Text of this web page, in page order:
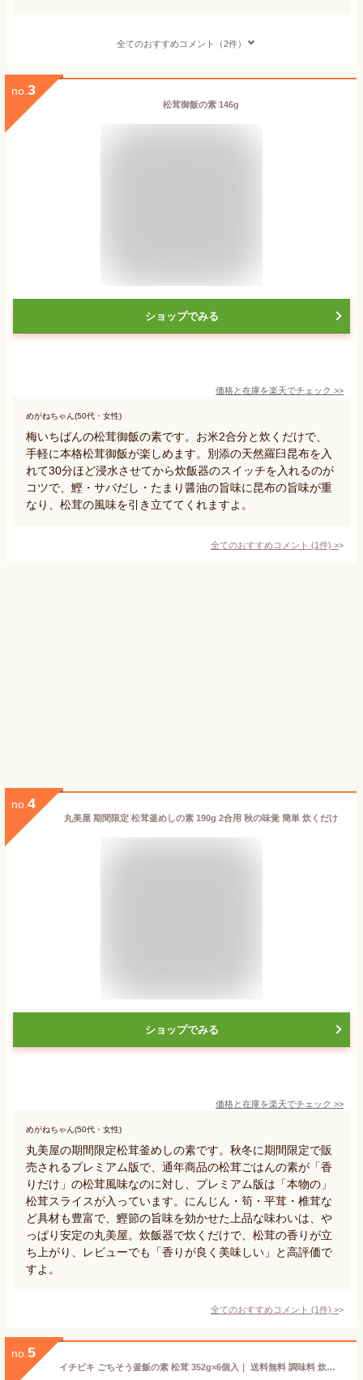
全てのおすすめコメント（2件）
no. 3
松茸御飯の素 146g
ショップでみる
価格と在庫を楽天でチェック >>
めがねちゃん(50代・女性)
梅いちばんの松茸御飯の素です。お米2合分と炊くだけで、
手軽に本格松茸御飯が楽しめます。別添の天然羅臼昆布を入
れて30分ほど浸水させてから炊飯器のスイッチを入れるのが
コツで、鰹・サバだし・たまり醤油の旨味に昆布の旨味が重
なり、松茸の風味を引き立ててくれますよ。
全てのおすすめコメント (1件) >
no. 4
丸美屋 期間限定 松茸釜めしの素 190g 2合用 秋の味覚 簡単 炊くだけ
ショップでみる
価格と在庫を楽天でチェック >>
めがねちゃん(50代・女性)
丸美屋の期間限定松茸釜めしの素です。秋冬に期間限定で販
売されるプレミアム版で、通年商品の松茸ごはんの素が「香
りだけ」の松茸風味なのに対し、プレミアム版は「本物の」
松茸スライスが入っています。にんじん・筍・平茸・椎茸な
ど具材も豊富で、鰹節の旨味を効かせた上品な味わいは、や
っぱり安定の丸美屋。炊飯器で炊くだけで、松茸の香りが立
ち上がり、レビューでも「香りが良く美味しい」と高評価で
すよ。
全てのおすすめコメント (1件) >
no. 5
イチビキ ごちそう釜飯の素 松茸 352g×6個入｜ 送料無料 調味料 炊き込みごはんの素 ご飯